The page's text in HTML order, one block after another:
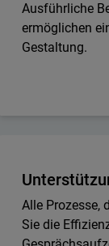
Ausführliche
ermöglichen
Gestaltung.
Alle Prozesse,
Sie die